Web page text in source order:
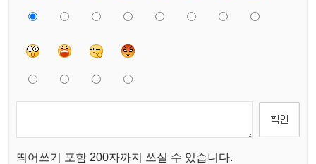
띄어쓰기 포함 200자까지 쓰실 수 있습니다.